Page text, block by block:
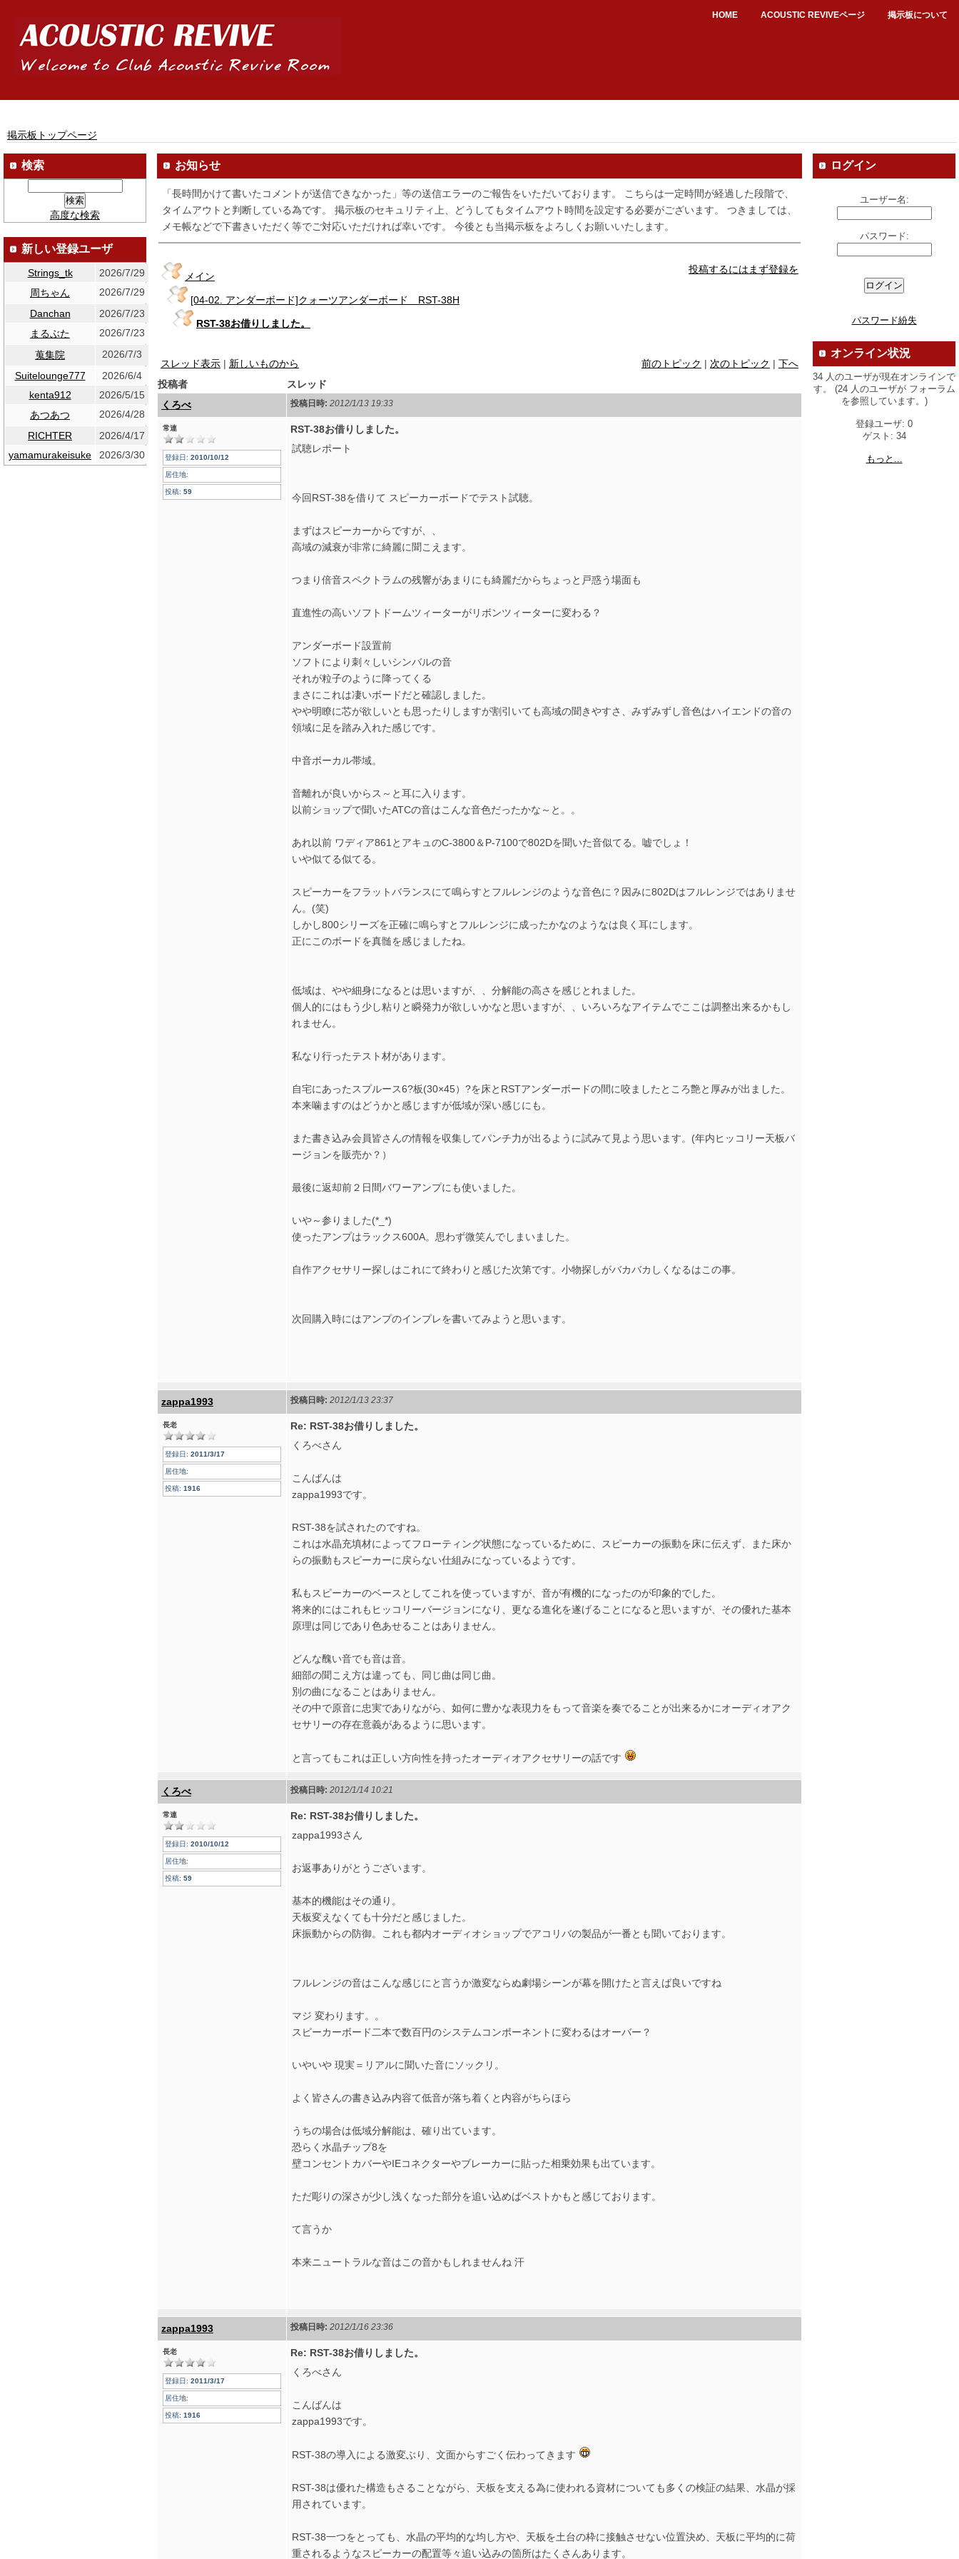
HOME ACOUSTIC REVIVEページ 掲示板について
掲示板トップページ
お知らせ
「長時間かけて書いたコメントが送信できなかった」等の送信エラーのご報告をいただいております。 こちらは一定時間が経過した段階で、
タイムアウトと判断している為です。 掲示板のセキュリティ上、どうしてもタイムアウト時間を設定する必要がございます。 つきましては、
メモ帳などで下書きいただく等でご対応いただければ幸いです。 今後とも当掲示板をよろしくお願いいたします。
メイン
[04-02. アンダーボード]クォーツアンダーボード RST-38H
RST-38お借りしました。
投稿するにはまず登録を
スレッド表示 | 新しいものから 前のトピック | 次のトピック | 下へ
投稿者
スレッド
くろべ
投稿日時: 2012/1/13 19:33
常連
登録日: 2010/10/12
居住地:
投稿: 59
RST-38お借りしました。
試聴レポート
今回RST-38を借りて スピーカーボードでテスト試聴。
まずはスピーカーからですが、、
高域の減衰が非常に綺麗に聞こえます。
つまり倍音スペクトラムの残響があまりにも綺麗だからちょっと戸惑う場面も
直進性の高いソフトドームツィーターがリボンツィーターに変わる？
アンダーボード設置前
ソフトにより刺々しいシンバルの音
それが粒子のように降ってくる
まさにこれは凄いボードだと確認しました。
やや明瞭に芯が欲しいとも思ったりしますが割引いても高域の聞きやすさ、みずみずし音色はハイエンドの音の
領域に足を踏み入れた感じです。
中音ボーカル帯域。
音離れが良いからス～と耳に入ります。
以前ショップで聞いたATCの音はこんな音色だったかな～と。。
あれ以前 ワディア861とアキュのC-3800＆P-7100で802Dを聞いた音似てる。嘘でしょ！
いや似てる似てる。
スピーカーをフラットバランスにて鳴らすとフルレンジのような音色に？因みに802Dはフルレンジではありませ
ん。(笑)
しかし800シリーズを正確に鳴らすとフルレンジに成ったかなのようなは良く耳にします。
正にこのボードを真髄を感じましたね。
低域は、やや細身になるとは思いますが、、分解能の高さを感じとれました。
個人的にはもう少し粘りと瞬発力が欲しいかなと思いますが、、いろいろなアイテムでここは調整出来るかもし
れません。
私なり行ったテスト材があります。
自宅にあったスプルース6?板(30×45）?を床とRSTアンダーボードの間に咬ましたところ艶と厚みが出ました。
本来噛ますのはどうかと感じますが低域が深い感じにも。
また書き込み会員皆さんの情報を収集してパンチ力が出るように試みて見よう思います。(年内ヒッコリー天板バ
ージョンを販売か？）
最後に返却前２日間バワーアンプにも使いました。
いや～参りました(*_*)
使ったアンプはラックス600A。思わず微笑んでしまいました。
自作アクセサリー探しはこれにて終わりと感じた次第です。小物探しがバカバカしくなるはこの事。
次回購入時にはアンプのインプレを書いてみようと思います。
zappa1993 投稿日時: 2012/1/13 23:37
長老
登録日: 2011/3/17
居住地:
投稿: 1916
Re: RST-38お借りしました。
くろべさん
こんばんは
zappa1993です。
RST-38を試されたのですね。
これは水晶充填材によってフローティング状態になっているために、スピーカーの振動を床に伝えず、また床か
らの振動もスピーカーに戻らない仕組みになっているようです。
私もスピーカーのベースとしてこれを使っていますが、音が有機的になったのが印象的でした。
将来的にはこれもヒッコリーバージョンになり、更なる進化を遂げることになると思いますが、その優れた基本
原理は同じであり色あせることはありません。
どんな醜い音でも音は音。
細部の聞こえ方は違っても、同じ曲は同じ曲。
別の曲になることはありません。
その中で原音に忠実でありながら、如何に豊かな表現力をもって音楽を奏でることが出来るかにオーディオアク
セサリーの存在意義があるように思います。
と言ってもこれは正しい方向性を持ったオーディオアクセサリーの話です
くろべ 投稿日時: 2012/1/14 10:21
常連
登録日: 2010/10/12
居住地:
投稿: 59
Re: RST-38お借りしました。
zappa1993さん
お返事ありがとうございます。
基本的機能はその通り。
天板変えなくても十分だと感じました。
床振動からの防御。これも都内オーディオショップでアコリバの製品が一番とも聞いております。
フルレンジの音はこんな感じにと言うか激変ならぬ劇場シーンが幕を開けたと言えば良いですね
マジ 変わります。。
スピーカーボード二本で数百円のシステムコンポーネントに変わるはオーバー？
いやいや 現実＝リアルに聞いた音にソックリ。
よく皆さんの書き込み内容て低音が落ち着くと内容がちらほら
うちの場合は低域分解能は、確り出ています。
恐らく水晶チップ8を
壁コンセントカバーやIEコネクターやブレーカーに貼った相乗効果も出ています。
ただ彫りの深さが少し浅くなった部分を追い込めばベストかもと感じております。
て言うか
本来ニュートラルな音はこの音かもしれませんね 汗
zappa1993 投稿日時: 2012/1/16 23:36
長老
登録日: 2011/3/17
居住地:
投稿: 1916
Re: RST-38お借りしました。
くろべさん
こんばんは
zappa1993です。
RST-38の導入による激変ぶり、文面からすごく伝わってきます
RST-38は優れた構造もさることながら、天板を支える為に使われる資材についても多くの検証の結果、水晶が採
用されています。
RST-38一つをとっても、水晶の平均的な均し方や、天板を土台の枠に接触させない位置決め、天板に平均的に荷
重されるようなスピーカーの配置等々追い込みの箇所はたくさんあります。
検索
高度な検索
新しい登録ユーザ
Strings_tk
2026/7/29
周ちゃん
2026/7/29
Danchan
2026/7/23
まるぶた
2026/7/23
蒐集院
2026/7/3
Suitelounge777
2026/6/4
kenta912
2026/5/15
あつあつ
2026/4/28
RICHTER
2026/4/17
yamamurakeisuke
2026/3/30
ログイン
ユーザー名:
パスワード:
パスワード紛失
オンライン状況
34 人のユーザが現在オンラインで
す。 (24 人のユーザが フォーラム
を参照しています。)
登録ユーザ: 0
ゲスト: 34
もっと...